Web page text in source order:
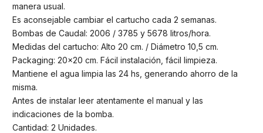
manera usual.
Es aconsejable cambiar el cartucho cada 2 semanas.
Bombas de Caudal: 2006 / 3785 y 5678 litros/hora.
Medidas del cartucho: Alto 20 cm. / Diámetro 10,5 cm.
Packaging: 20x20 cm. Fácil instalación, fácil limpieza.
Mantiene el agua limpia las 24 hs, generando ahorro de la
misma.
Antes de instalar leer atentamente el manual y las
indicaciones de la bomba.
Cantidad: 2 Unidades.